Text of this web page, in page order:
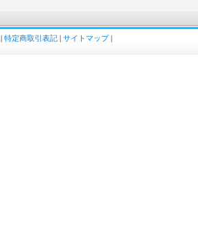
| 特定商取引表記 | サイトマップ|